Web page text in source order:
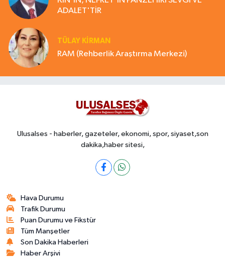
ADALET'TİR
TÜLAY KİRMAN
RAM (Rehberlik Araştırma Merkezi)
Ulusalses - haberler, gazeteler, ekonomi, spor, siyaset,son
dakika,haber sitesi,
Hava Durumu
Trafik Durumu
Puan Durumu ve Fikstür
Tüm Manşetler
Son Dakika Haberleri
Haber Arşivi